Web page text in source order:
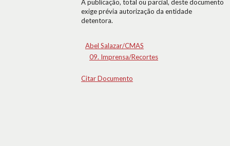
A publicação, total ou parcial, deste documento
exige prévia autorização da entidade
detentora.
Abel Salazar/CMAS
09. Imprensa/Recortes
Citar Documento